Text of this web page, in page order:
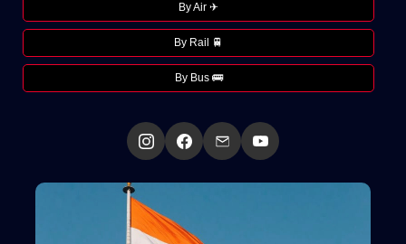
By Air ✈
By Rail 🚆
By Bus 🚌